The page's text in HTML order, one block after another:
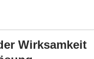
der
Wirksamkeit